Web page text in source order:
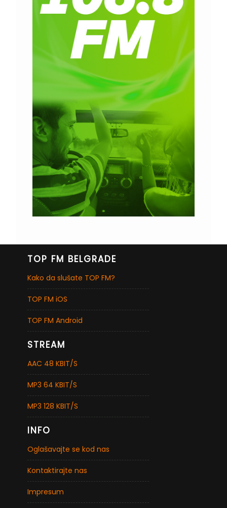
TOP FM BELGRADE
Kako da slušate TOP FM?
TOP FM iOS
TOP FM Android
STREAM
AAC 48 KBIT/S
MP3 64 KBIT/S
MP3 128 KBIT/S
INFO
Oglašavajte se kod nas
Kontaktirajte nas
Impresum